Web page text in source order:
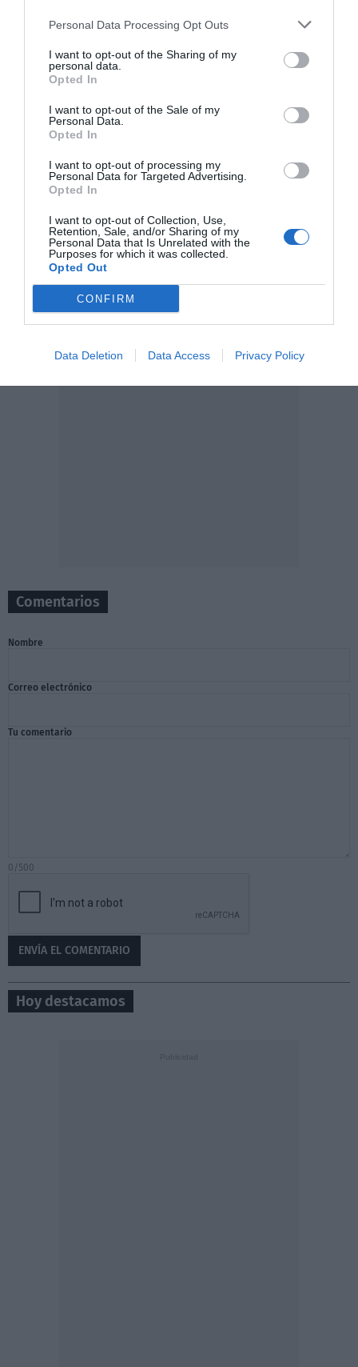
Personal Data Processing Opt Outs
I want to opt-out of the Sharing of my
personal data.
Opted In
I want to opt-out of the Sale of my
Personal Data.
Opted In
I want to opt-out of processing my
Personal Data for Targeted Advertising.
Opted In
I want to opt-out of Collection, Use,
Retention, Sale, and/or Sharing of my
Personal Data that Is Unrelated with the
Purposes for which it was collected.
Opted Out
CONFIRM
Data Deletion Data Access Privacy Policy
ELECCIONES CUP INDEPENDENCIA CATALUÑA
Comentarios
Nombre
Correo electrónico
Tu comentario
0/500
Hoy destacamos